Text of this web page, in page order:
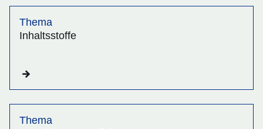
Thema
Inhaltsstoffe
Thema